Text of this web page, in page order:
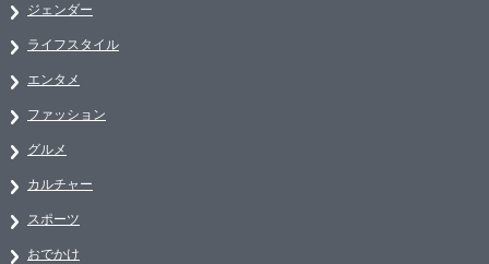
ジェンダー
ライフスタイル
エンタメ
ファッション
グルメ
カルチャー
スポーツ
おでかけ